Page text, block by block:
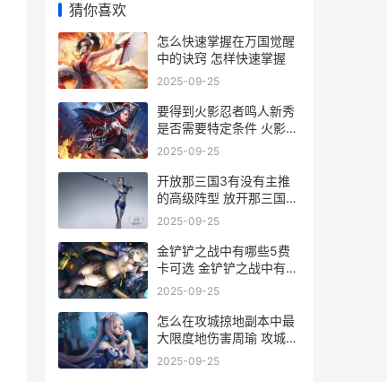
猜你喜欢
怎么快速掌握在万国觉醒
中的诀窍 怎样快速掌握
2025-09-25
要得到火影忍者鸣人新秀
是否需要特定条件 火影免
费获得忍者
2025-09-25
开放那三国3有没有主推
的高级阵型 放开那三国3
可以混搭
2025-09-25
金铲铲之战中有哪些5费
卡可选 金铲铲之战中有哪
些飞升者法杖?
2025-09-25
怎么在攻城掠地副本中最
大限度地伤害周瑜 攻城掠
地怎么玩啊
2025-09-25